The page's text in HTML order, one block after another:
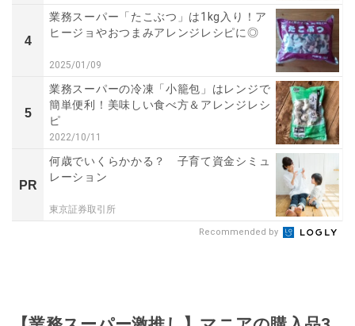
4
業務スーパー「たこぶつ」は1kg入り！ア
ヒージョやおつまみアレンジレシピに◎
2025/01/09
5
業務スーパーの冷凍「小籠包」はレンジで
簡単便利！美味しい食べ方＆アレンジレシ
ピ
2022/10/11
PR
何歳でいくらかかる？ 子育て資金シミュ
レーション
東京証券取引所
Recommended by